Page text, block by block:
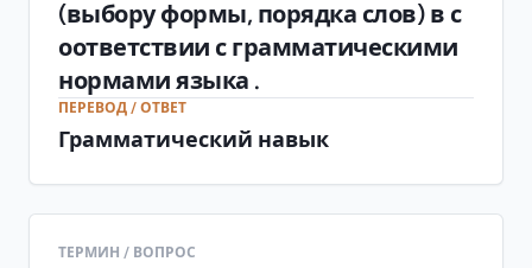
(выбору формы, порядка слов) в с
оответствии с грамматическими
нормами языка .
ПЕРЕВОД / ОТВЕТ
Грамматический навык
ТЕРМИН / ВОПРОС